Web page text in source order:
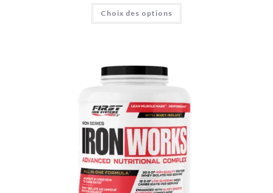
Choix des options